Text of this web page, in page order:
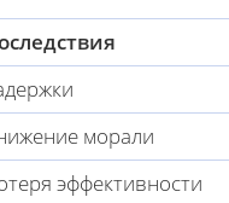
морали
эффективности